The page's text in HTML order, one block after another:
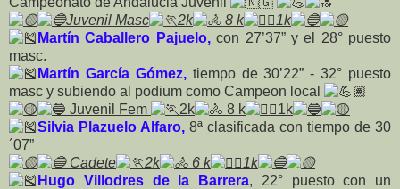
Juvenil Masc
2k 8 k
1k
Martín Caballero Pajuelo,con 27’37” y el 28° puesto
masc.
Martín García Gómez,tiempo de 30’22” - 32° puesto
masc y subiendo al podium como Campeon local
Juvenil Fem
2k 8 k
1k
Silvia Plazuelo Alfaro, 8ª clasificada con tiempo de 30
´07”
Cadete
2k 6 k
1k
Hugo Villodres de la Barrera, 22° puesto con un